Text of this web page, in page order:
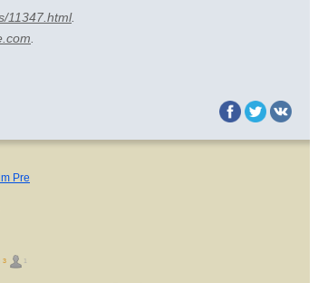
11347.html.
Pre
3 1